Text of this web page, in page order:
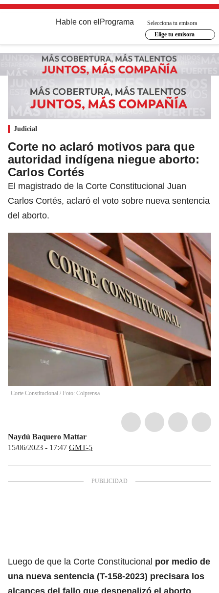
Hable con el Programa
Selecciona tu emisora
Elige tu emisora
Judicial
Corte no aclaró motivos para que
autoridad indígena niegue aborto:
Carlos Cortés
El magistrado de la Corte Constitucional Juan
Carlos Cortés, aclaró el voto sobre nueva sentencia
del aborto.
Corte Constitucional / Foto: Colprensa
Naydú Baquero Mattar
15/06/2023 - 17:47 GMT-5
Luego de que la Corte Constitucional por medio de
una nueva sentencia (T-158-2023) precisara los
alcances del fallo que despenalizó el aborto